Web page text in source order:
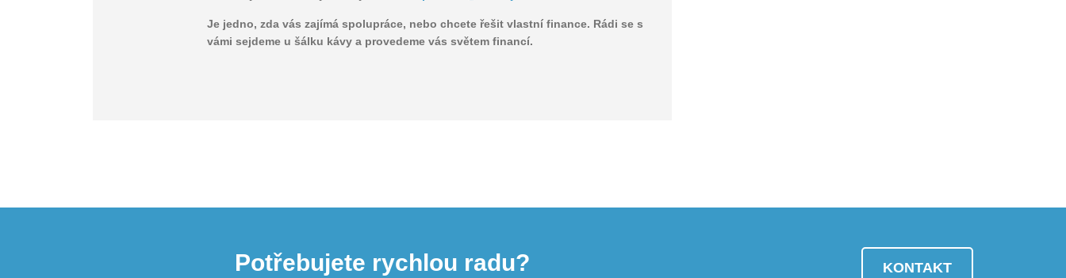
Je jedno, zda vás zajímá spolupráce, nebo chcete řešit vlastní finance. Rádi se s
vámi sejdeme u šálku kávy a provedeme vás světem financí.
Potřebujete rychlou radu? KONTAKT